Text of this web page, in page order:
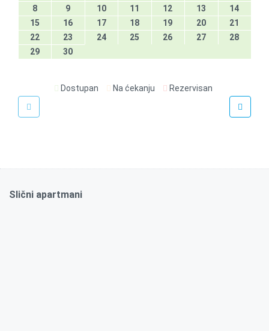
8
9 10 11 12 13
14
15
16 17 18 19 20
21
22
23 24 25 26 27
28
29
30
Dostupan Na ćekanju Rezervisan
Slični apartmani
70€
Toplička